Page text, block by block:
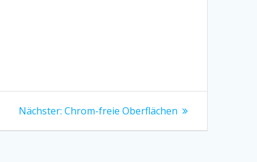
Nächster: Nächster
Chrom-freie Oberflächen